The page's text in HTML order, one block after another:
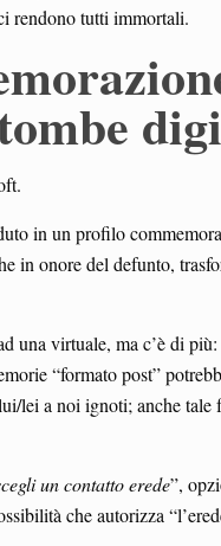
rendono tutti immortali.
in un profilo
in onore del defunto,
virtuale, ma c’è di
“formato post”
lei a noi ignoti; anche
un contatto erede”,
che autorizza